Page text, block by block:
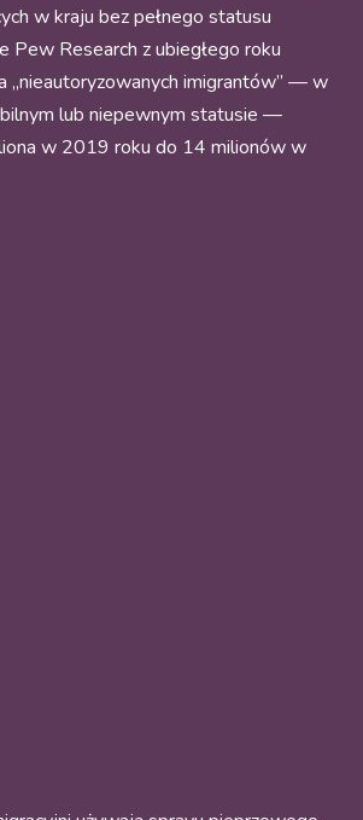
w kraju bez pełnego statusu
Pew Research z ubiegłego roku
„nieautoryzowanych imigrantów” — w
lub niepewnym statusie —
w 2019 roku do 14 milionów w